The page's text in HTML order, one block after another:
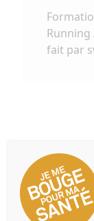
fait par